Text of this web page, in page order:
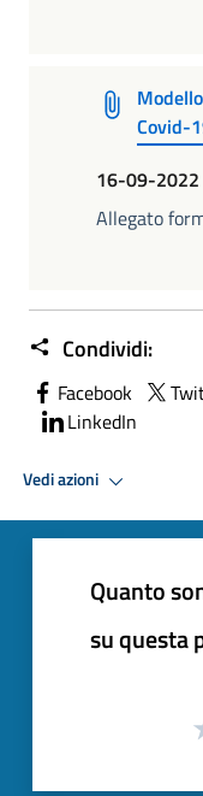
Covid-
16-09-2022
Allegato
Condividi:
Facebook
LinkedIn
Vedi azioni
Quanto
su questa